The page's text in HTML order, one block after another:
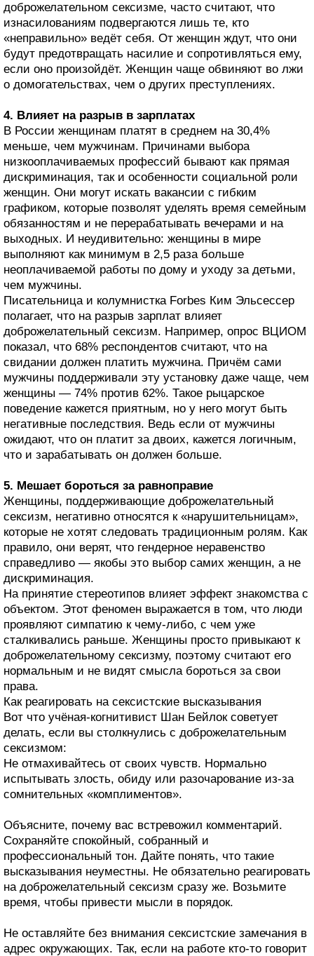
доброжелательном сексизме, часто считают, что
изнасилованиям подвергаются лишь те, кто
«неправильно» ведёт себя. От женщин ждут, что они
будут предотвращать насилие и сопротивляться ему,
если оно произойдёт. Женщин чаще обвиняют во лжи
о домогательствах, чем о других преступлениях.
4. Влияет на разрыв в зарплатах
В России женщинам платят в среднем на 30,4%
меньше, чем мужчинам. Причинами выбора
низкооплачиваемых профессий бывают как прямая
дискриминация, так и особенности социальной роли
женщин. Они могут искать вакансии с гибким
графиком, которые позволят уделять время семейным
обязанностям и не перерабатывать вечерами и на
выходных. И неудивительно: женщины в мире
выполняют как минимум в 2,5 раза больше
неоплачиваемой работы по дому и уходу за детьми,
чем мужчины.
Писательница и колумнистка Forbes Ким Эльсессер
полагает, что на разрыв зарплат влияет
доброжелательный сексизм. Например, опрос ВЦИОМ
показал, что 68% респондентов считают, что на
свидании должен платить мужчина. Причём сами
мужчины поддерживали эту установку даже чаще, чем
женщины — 74% против 62%. Такое рыцарское
поведение кажется приятным, но у него могут быть
негативные последствия. Ведь если от мужчины
ожидают, что он платит за двоих, кажется логичным,
что и зарабатывать он должен больше.
5. Мешает бороться за равноправие
Женщины, поддерживающие доброжелательный
сексизм, негативно относятся к «нарушительницам»,
которые не хотят следовать традиционным ролям. Как
правило, они верят, что гендерное неравенство
справедливо — якобы это выбор самих женщин, а не
дискриминация.
На принятие стереотипов влияет эффект знакомства с
объектом. Этот феномен выражается в том, что люди
проявляют симпатию к чему‑либо, с чем уже
сталкивались раньше. Женщины просто привыкают к
доброжелательному сексизму, поэтому считают его
нормальным и не видят смысла бороться за свои
права.
Как реагировать на сексистские высказывания
Вот что учёная‑когнитивист Шан Бейлок советует
делать, если вы столкнулись с доброжелательным
сексизмом:
Не отмахивайтесь от своих чувств. Нормально
испытывать злость, обиду или разочарование из‑за
сомнительных «комплиментов».
Объясните, почему вас встревожил комментарий.
Сохраняйте спокойный, собранный и
профессиональный тон. Дайте понять, что такие
высказывания неуместны. Не обязательно реагировать
на доброжелательный сексизм сразу же. Возьмите
время, чтобы привести мысли в порядок.
Не оставляйте без внимания сексистские замечания в
адрес окружающих. Так, если на работе кто‑то говорит